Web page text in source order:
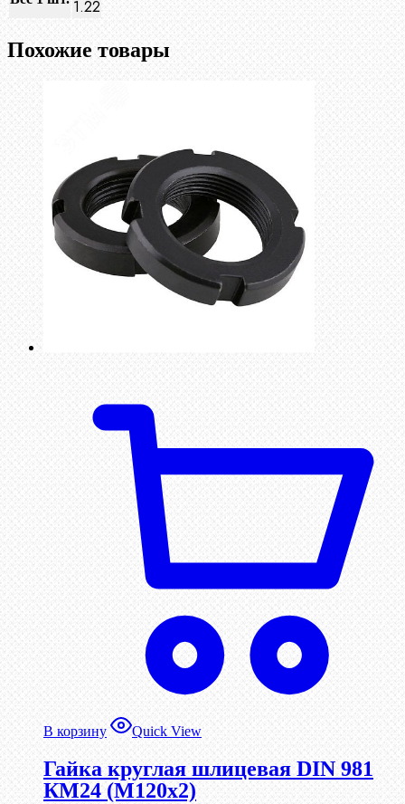
1.22
Похожие товары
В корзину Quick View
Гайка круглая шлицевая DIN 981
КМ24 (М120х2)